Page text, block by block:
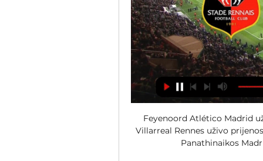
Feyenoord Atlético Madrid
Villarreal Rennes uživo
Panathinaikos